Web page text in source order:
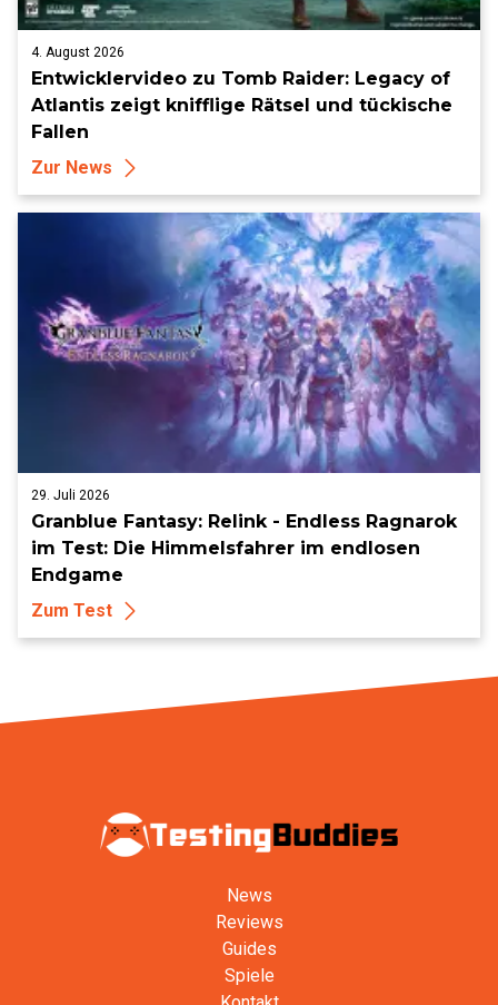
4. August 2026
Entwicklervideo zu Tomb Raider: Legacy of
Atlantis zeigt knifflige Rätsel und tückische
Fallen
Zur News
29. Juli 2026
Granblue Fantasy: Relink - Endless Ragnarok
im Test: Die Himmelsfahrer im endlosen
Endgame
Zum Test
News
Reviews
Guides
Spiele